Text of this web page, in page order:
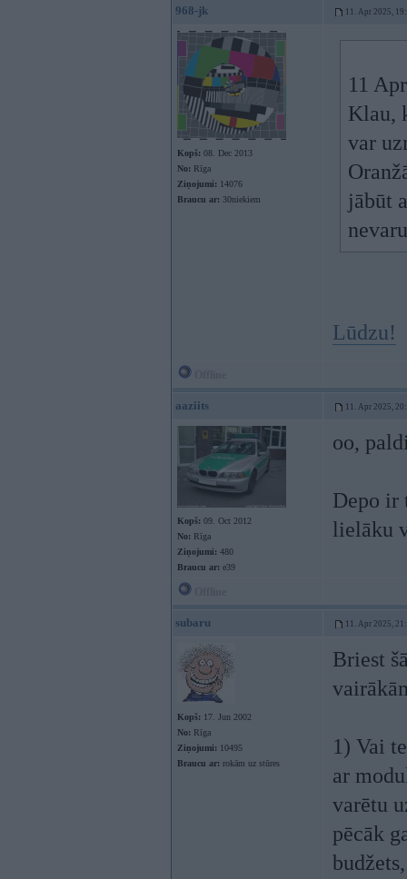
968-jk 11. Apr 2025,
Kopš: 08. Dec 2013
No: Rīga
Ziņojumi: 14076
Braucu ar: 30niekiem
11
Klau,
var
jābūt
Lūdzu!
aaziits 11. Apr 2025,
Kopš: 09. Oct 2012
No: Rīga
Ziņojumi: 480
Braucu ar: e39
oo,
Depo ir
lielāku
subaru 11. Apr 2025,
Kopš: 17. Jun 2002
No: Rīga
Ziņojumi: 10495
Braucu ar: rokām uz stūres
Briest
1) Vai
ar
varētu
pēcāk